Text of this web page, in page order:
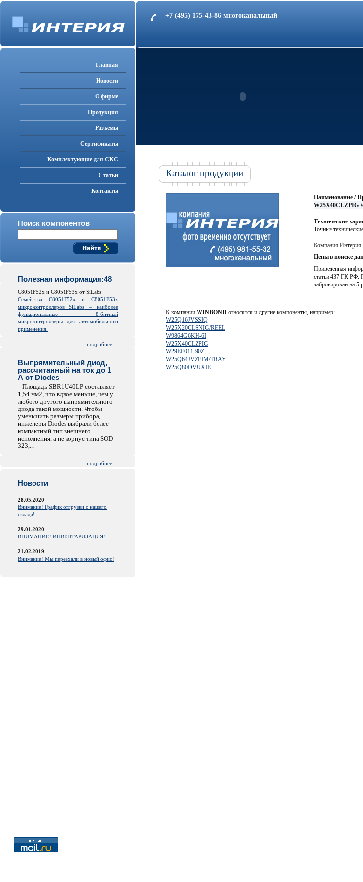
+7 (495) 175-43-86 многоканальный
Главная
Новости
О фирме
Продукция
Разъемы
Cертификаты
Комплектующие для СКС
Статьи
Контакты
Поиск компонентов
Полезная информация:48
C8051F52x и C8051F53x от SiLabs
Семейства C8051F52x и C8051F53x
микроконтроллеровSiLabs
– наиболее
функциональные 8-битный
микроконтроллеры для автомобильного
применения.
подробнее ...
Выпрямительный диод,
рассчитанный на ток до 1
А от Diodes
Площадь SBR1U40LP составляет
1,54 мм2, что вдвое меньше, чем у
любого другого выпрямительного
диода такой мощности. Чтобы
уменьшить размеры прибора,
инженеры Diodes выбрали более
компактный тип внешнего
исполнения, а не корпус типа SOD-
323,...
подробнее ...
Новости
28.05.2020
Внимание! График отгрузки с нашего
склада!
29.01.2020
ВНИМАНИЕ! ИНВЕНТАРИЗАЦИЯ!
21.02.2019
Внимание! Мы переехали в новый офис!
Каталог продукции
Наименование /
W25X40CLZPIG
Технические
Точные
Компания Интерия
Цены в поиске
Приведенная
статьи 437 ГК РФ.
забронирован на 5
К компании WINBOND относятся и другие компоненты, например:
W25Q16JVSSIQ
W25X20CLSNIG/REEL
W9864G6KH-6I
W25X40CLZPIG
W29EE011-90Z
W25Q64JVZEIM/TRAY
W25Q80DVUXIE